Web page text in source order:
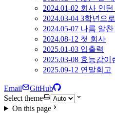
2024.01-02 회사 인
2024.03-04 3학년으
2024.05-07 나름 알찬
2024.08-12 첫 회사
2025.01-03 입출력
2025.03-08 효능감
2025.09-12 연말회고
Email
GitHub
Select theme
On this page